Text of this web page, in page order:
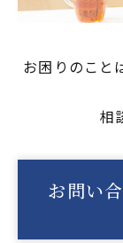
お困りのこと
相
お問い